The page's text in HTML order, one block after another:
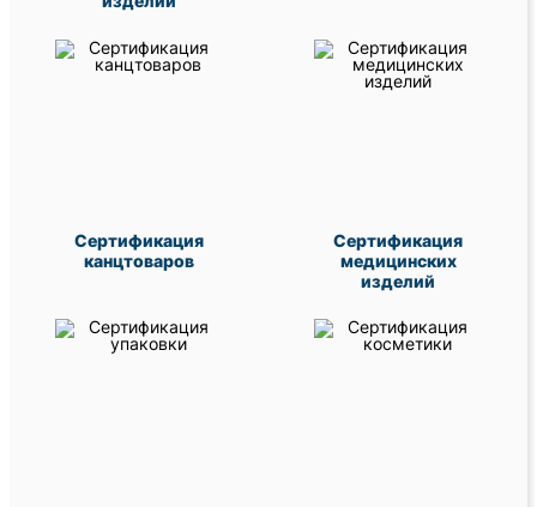
Сертификация
канцтоваров
Сертификация
медицинских
изделий